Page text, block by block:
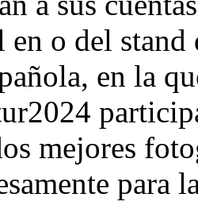
o del
en la
mejores
para